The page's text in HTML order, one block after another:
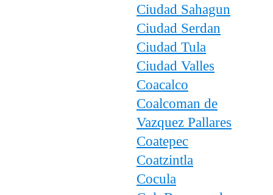
Ciudad Sahagun
Ciudad Serdan
Ciudad Tula
Ciudad Valles
Coacalco
Coalcoman de
Vazquez Pallares
Coatepec
Coatzintla
Cocula